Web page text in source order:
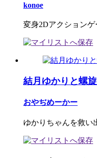
konoe
変身2Dアクションゲ
結月ゆかりと螺
おやぢめーかー
ゆかりちゃんを救い